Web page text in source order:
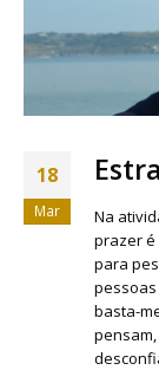
18
Mar
Na
prazer é
para
basta-